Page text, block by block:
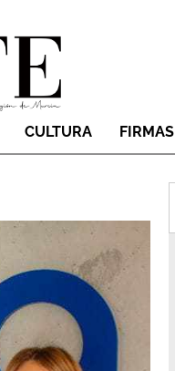
CULTURA FIRMAS